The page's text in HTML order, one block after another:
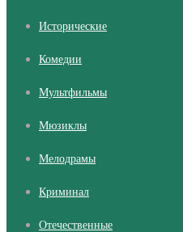
Исторические
Комедии
Мультфильмы
Мюзиклы
Мелодрамы
Криминал
Отечественные